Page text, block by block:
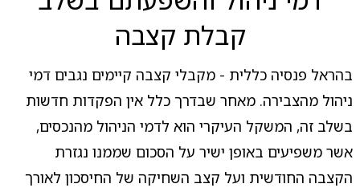
קבלת קצבה
בהראל פנסיה כללית - מקבלי קצבה קיימים נגבים דמי
ניהול מהצבירה. מאחר שבדרך כלל אין הפקדות חדשות
בשלב זה, המשקל העיקרי הוא לדמי הניהול מהנכסים,
אשר משפיעים באופן ישיר על הסכום שממנו נגזרת
הקצבה החודשית ועל קצב השחיקה של החיסכון לאורך